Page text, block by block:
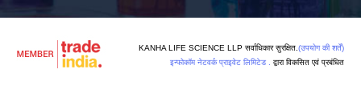
KANHA LIFE SCIENCE LLP सर्वाधिकार सुरक्षित. (उपयोग की शर्तें)
इन्फोकॉम नेटवर्क प्राइवेट लिमिटेड .
द्वारा विकसित एवं प्रबंधित